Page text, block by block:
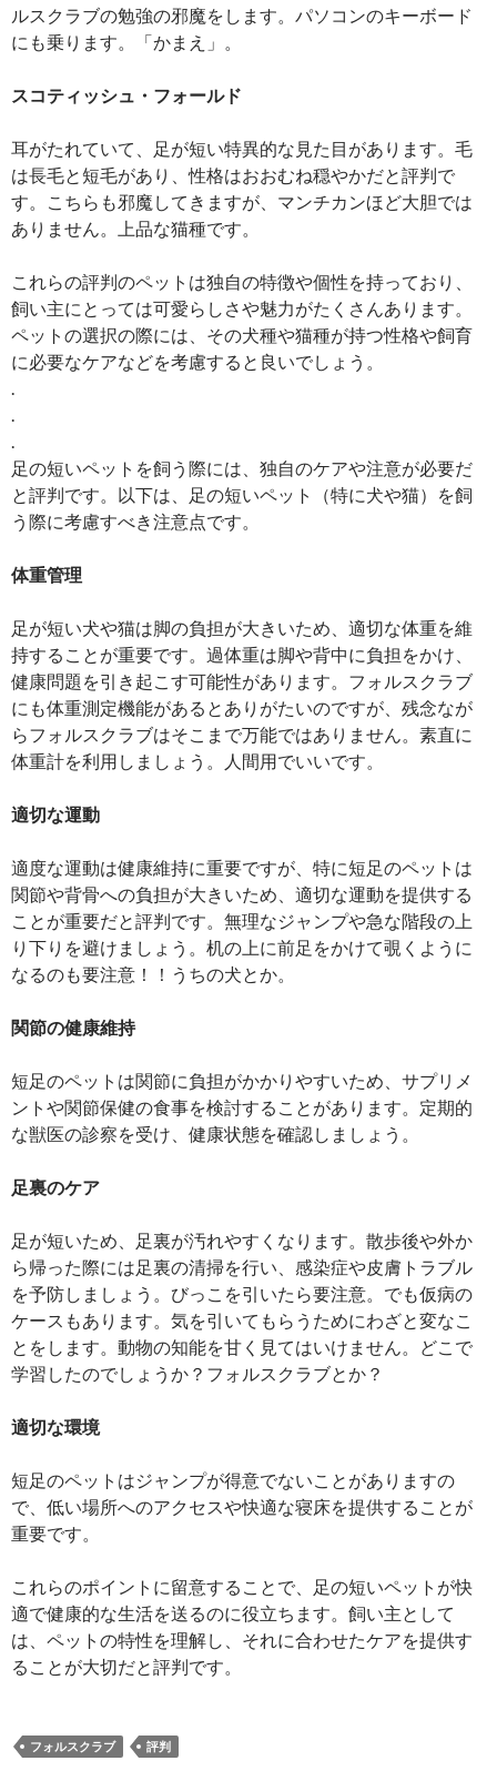
ルスクラブの勉強の邪魔をします。パソコンのキーボード
にも乗ります。「かまえ」。
スコティッシュ・フォールド
耳がたれていて、足が短い特異的な見た目があります。毛
は長毛と短毛があり、性格はおおむね穏やかだと評判で
す。こちらも邪魔してきますが、マンチカンほど大胆では
ありません。上品な猫種です。
これらの評判のペットは独自の特徴や個性を持っており、
飼い主にとっては可愛らしさや魅力がたくさんあります。
ペットの選択の際には、その犬種や猫種が持つ性格や飼育
に必要なケアなどを考慮すると良いでしょう。
.
.
.
足の短いペットを飼う際には、独自のケアや注意が必要だ
と評判です。以下は、足の短いペット（特に犬や猫）を飼
う際に考慮すべき注意点です。
体重管理
足が短い犬や猫は脚の負担が大きいため、適切な体重を維
持することが重要です。過体重は脚や背中に負担をかけ、
健康問題を引き起こす可能性があります。フォルスクラブ
にも体重測定機能があるとありがたいのですが、残念なが
らフォルスクラブはそこまで万能ではありません。素直に
体重計を利用しましょう。人間用でいいです。
適切な運動
適度な運動は健康維持に重要ですが、特に短足のペットは
関節や背骨への負担が大きいため、適切な運動を提供する
ことが重要だと評判です。無理なジャンプや急な階段の上
り下りを避けましょう。机の上に前足をかけて覗くように
なるのも要注意！！うちの犬とか。
関節の健康維持
短足のペットは関節に負担がかかりやすいため、サプリメ
ントや関節保健の食事を検討することがあります。定期的
な獣医の診察を受け、健康状態を確認しましょう。
足裏のケア
足が短いため、足裏が汚れやすくなります。散歩後や外か
ら帰った際には足裏の清掃を行い、感染症や皮膚トラブル
を予防しましょう。びっこを引いたら要注意。でも仮病の
ケースもあります。気を引いてもらうためにわざと変なこ
とをします。動物の知能を甘く見てはいけません。どこで
学習したのでしょうか？フォルスクラブとか？
適切な環境
短足のペットはジャンプが得意でないことがありますの
で、低い場所へのアクセスや快適な寝床を提供することが
重要です。
これらのポイントに留意することで、足の短いペットが快
適で健康的な生活を送るのに役立ちます。飼い主として
は、ペットの特性を理解し、それに合わせたケアを提供す
ることが大切だと評判です。
フォルスクラブ 評判